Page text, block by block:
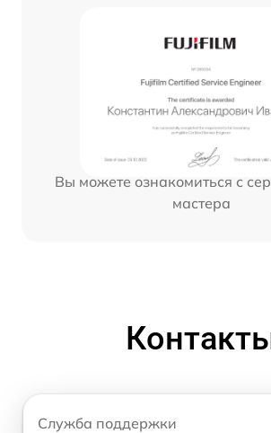
Вы можете ознакомиться с
мастера
Служба поддержки